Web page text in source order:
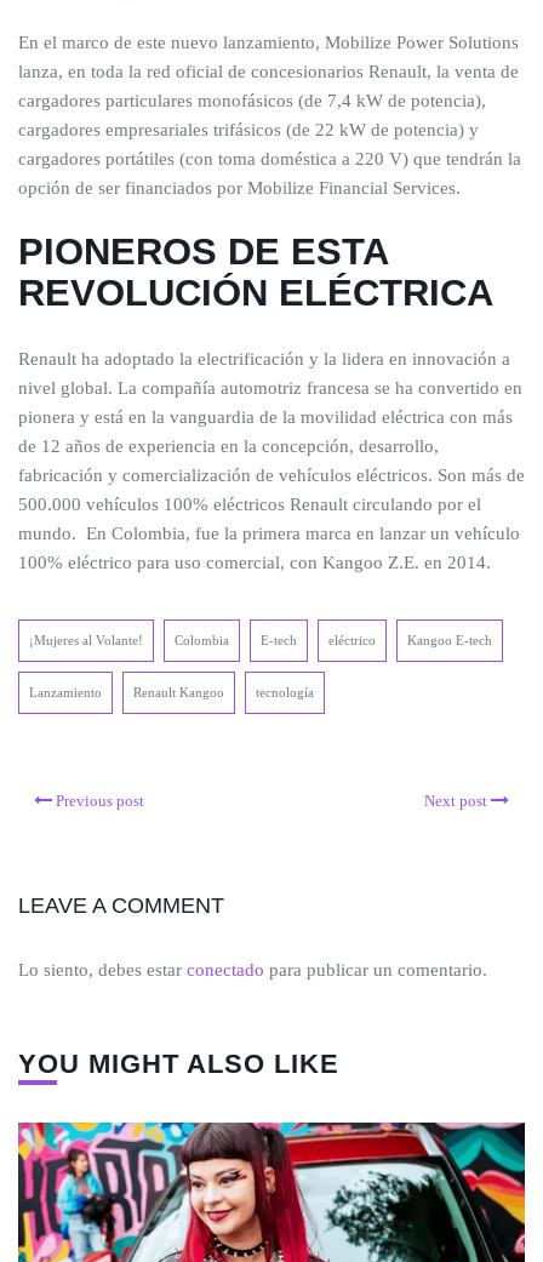
En el marco de este nuevo lanzamiento, Mobilize Power Solutions
lanza, en toda la red oficial de concesionarios Renault, la venta de
cargadores particulares monofásicos (de 7,4 kW de potencia),
cargadores empresariales trifásicos (de 22 kW de potencia) y
cargadores portátiles (con toma doméstica a 220 V) que tendrán la
opción de ser financiados por Mobilize Financial Services.
PIONEROS DE ESTA
REVOLUCIÓN ELÉCTRICA
Renault ha adoptado la electrificación y la lidera en innovación a
nivel global. La compañía automotriz francesa se ha convertido en
pionera y está en la vanguardia de la movilidad eléctrica con más
de 12 años de experiencia en la concepción, desarrollo,
fabricación y comercialización de vehículos eléctricos. Son más de
500.000 vehículos 100% eléctricos Renault circulando por el
mundo. En Colombia, fue la primera marca en lanzar un vehículo
100% eléctrico para uso comercial, con Kangoo Z.E. en 2014.
¡Mujeres al Volante! Colombia E-tech eléctrico Kangoo E-tech
Lanzamiento Renault Kangoo tecnología
Previous post Next post
LEAVE A COMMENT
Lo siento, debes estar conectado para publicar un comentario.
YOU MIGHT ALSO LIKE